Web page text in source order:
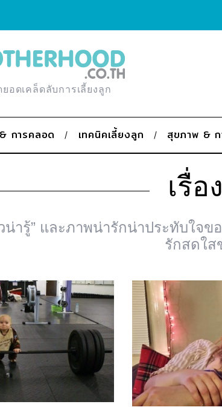
อดเคล็ดลับการเลี้ยงลูก
การคลอด เทคนิคเลี้ยงลูก สุขภาพ &
เรื่
วน่ารู้” และภาพน่ารักน่าประทับใ
รักสดใส